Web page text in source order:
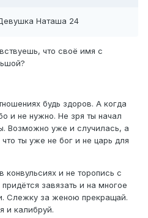
Наташа 24
что своё имя с
будь здоров. А когда
и не нужно. Не зря ты начал
Возможно уже и случилась, а
ты уже не бог и не царь для
конвульсиях и не торопись с
завязать и на многое
Слежку за женою прекращай.
и калибруй.